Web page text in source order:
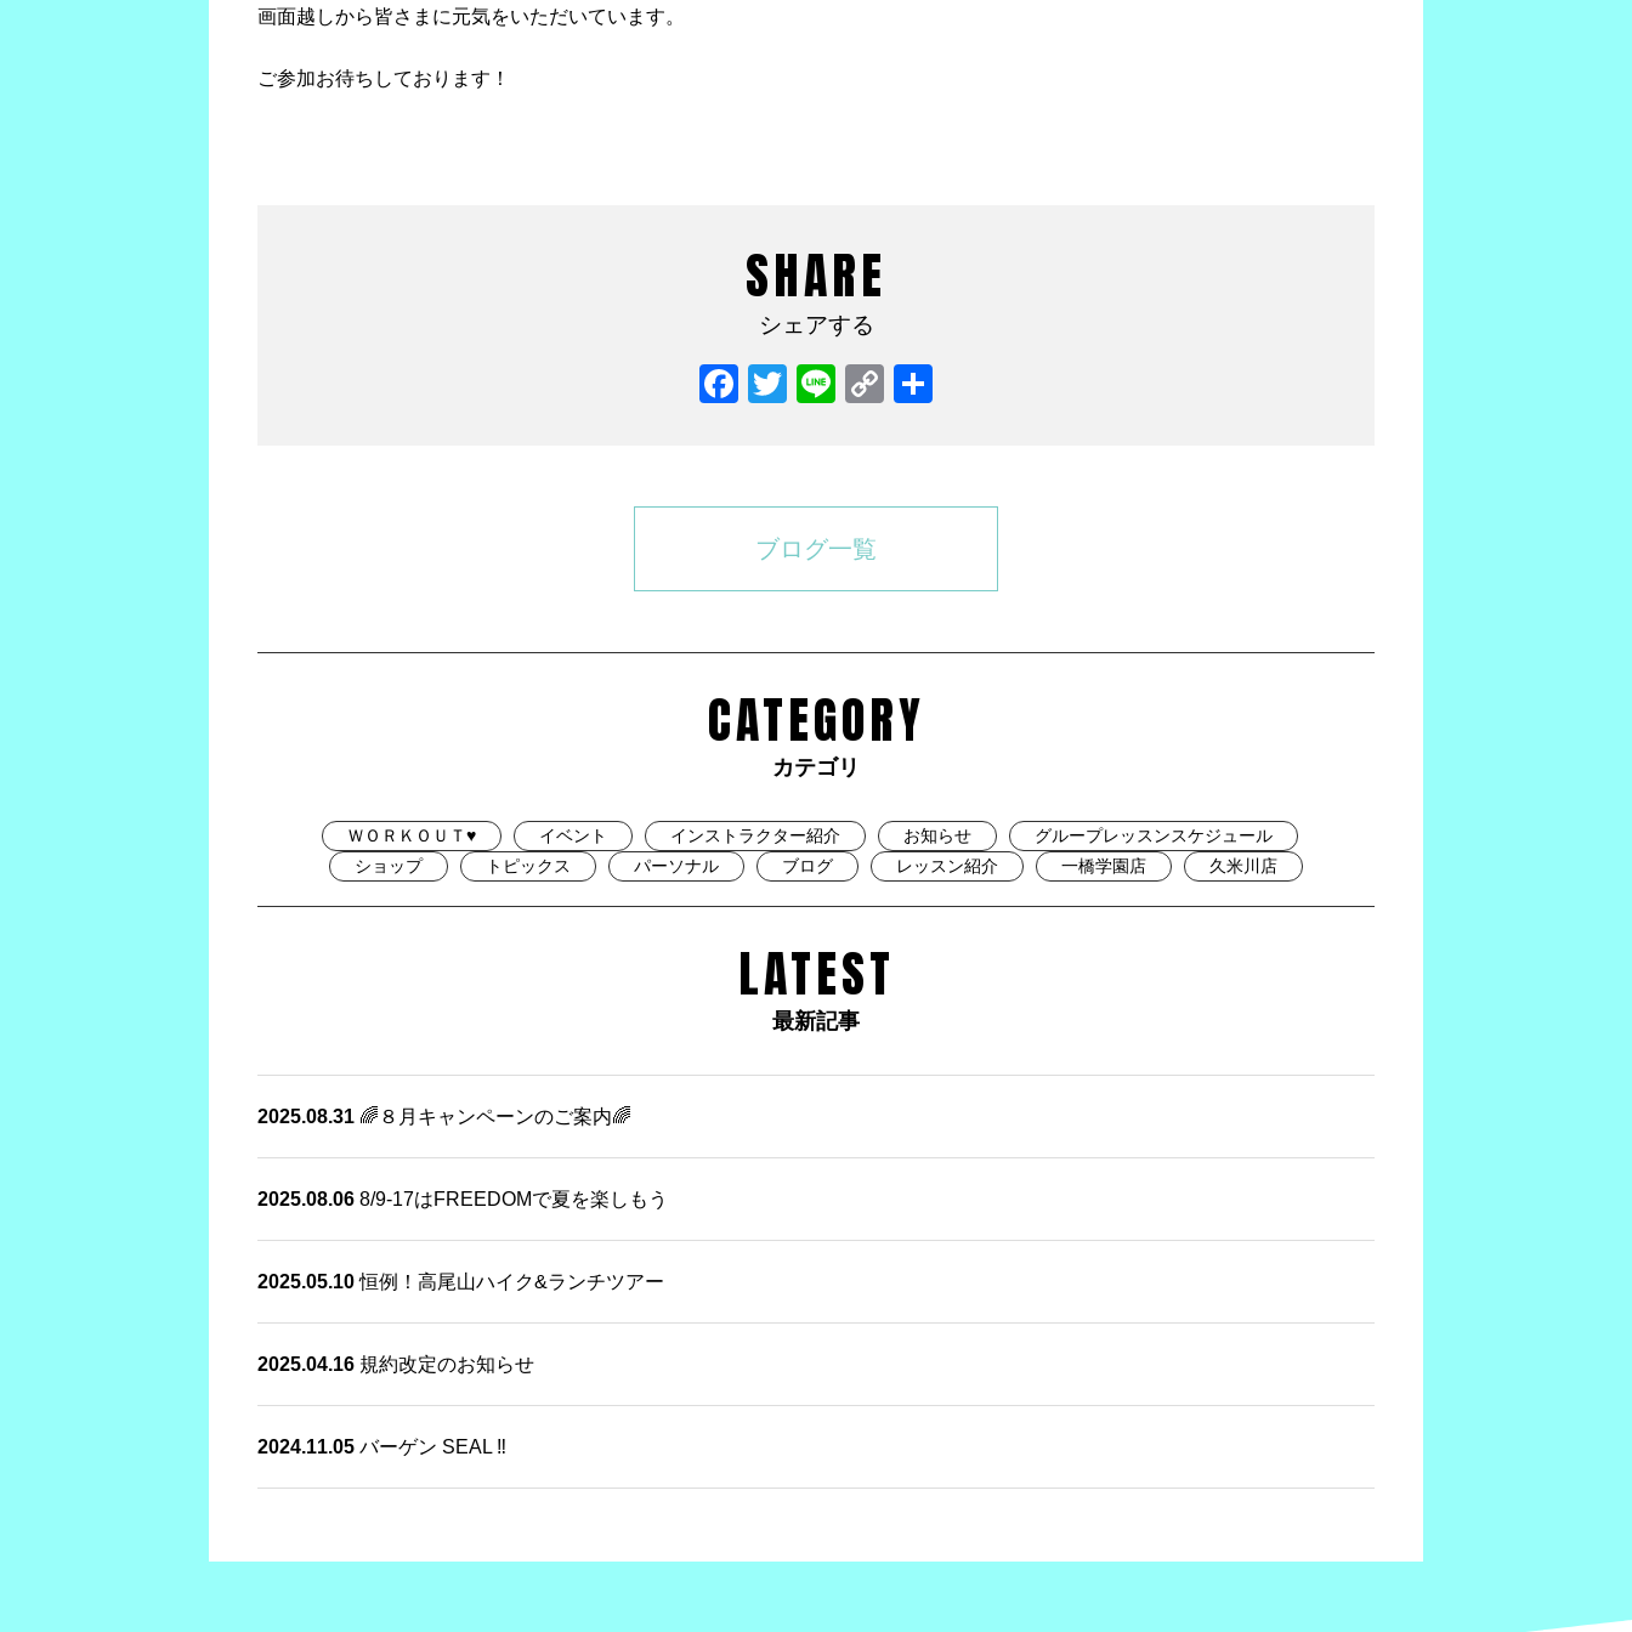
画面越しから皆さまに元気をいただいています。
ご参加お待ちしております！
SHARE
シェアする
Facebook
TwitterLineCopy
ブログ一覧
CATEGORY
カテゴリ
ＷＯＲＫＯＵＴ♥ イベント インストラクター紹介 お知らせ
グループレッスンスケジュール
ショップ
トピックス パーソナル ブログ レッスン紹介 一橋学園店 久米川店
LATEST
最新記事
2025.08.31 🌈８月キャンペーンのご案内🌈
2025.08.06 8/9-17はFREEDOMで夏を楽しもう
2025.05.10恒例！高尾山ハイク&ランチツアー
2025.04.16 規約改定のお知らせ
2024.11.05 バーゲン SEAL ‼